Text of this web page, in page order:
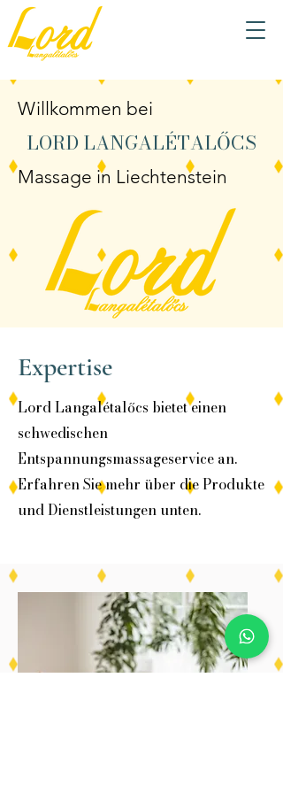
Willkommen bei
LORD LANGALÉTALŐCS
Massage in Liechtenstein
Expertise
Lord Langalétalőcs bietet einen
schwedischen
Entspannungsmassageservice an.
Erfahren Sie mehr über die Produkte
und Dienstleistungen unten.